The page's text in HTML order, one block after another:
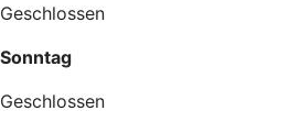
Geschlossen
Sonntag
Geschlossen